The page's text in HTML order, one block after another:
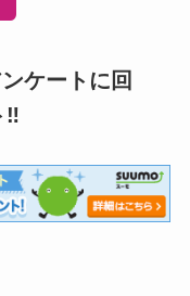
ケートに回
‼